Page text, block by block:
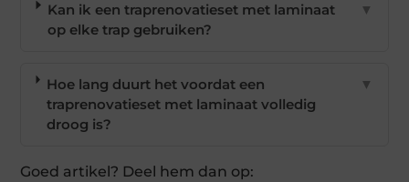
Kan ik een traprenovatieset met laminaat
op elke trap gebruiken?
▼
Hoe lang duurt het voordat een
traprenovatieset met laminaat volledig
droog is?
▼
Goed artikel? Deel hem dan op: